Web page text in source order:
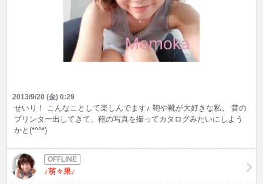
2013/9/20 (金) 0:29
せいり！ こんなことして楽しんでます♪ 鞄や靴が大好きな私。 昔の
プリンター出してきて、鞄の写真を撮ってカタログみたいにしよう
かと(*^^*)
♪萌々果♪